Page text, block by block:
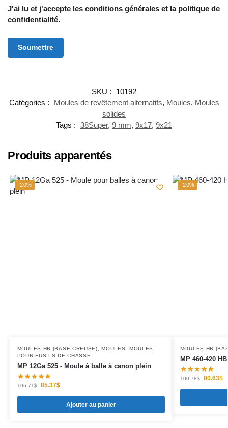
J'ai lu et j'accepte les conditions générales et la politique de
confidentialité.
SKU :
10192
Catégories :
Moules de revêtement alternatifs, Moules, Moules
solides
Tags : 38Super, 9 mm, 9x17, 9x21
Produits apparentés
-20%
MOULES HB (BASE CREUSE) ,MOULES
MOULES
POUR FUSILS DE CHASSE
MP 12Ga 525 - Moule à balle à canon plein
106.71$ 85.37$
Ajouter au panier
-20%
MOULES HB
MP 460-420
100.78$ 80.63$